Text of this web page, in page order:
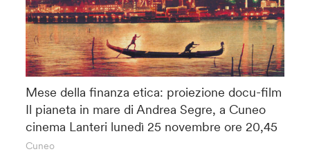
Mese della finanza etica: proiezione docu-film
Il pianeta in mare di Andrea Segre, a Cuneo
cinema Lanteri lunedì 25 novembre ore 20,45
Cuneo